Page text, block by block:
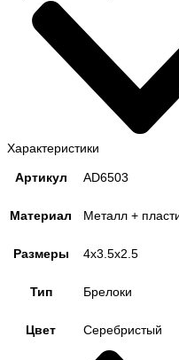
Характеристики
Артикул AD6503
Материал Металл +
Размеры 4х3.5х2.5
Тип Брелоки
Цвет Серебристый